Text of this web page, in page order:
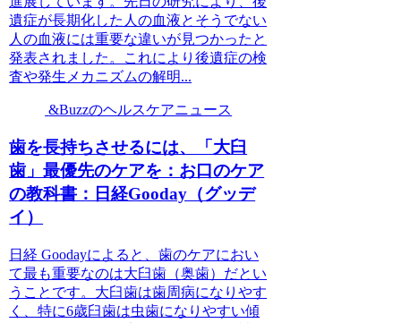
遺症が長期化した人の血液とそうでない
人の血液には重要な違いが見つかったと
発表されました。これにより後遺症の検
査や発生メカニズムの解明...
&Buzzのヘルスケアニュース
歯を長持ちさせるには、「大臼
歯」最優先のケアを：お口のケア
の教科書：日経Gooday（グッデ
イ）
日経 Goodayによると、歯のケアにおい
て最も重要なのは大臼歯（奥歯）だとい
うことです。大臼歯は歯周病になりやす
く、特に6歳臼歯は虫歯になりやすい傾